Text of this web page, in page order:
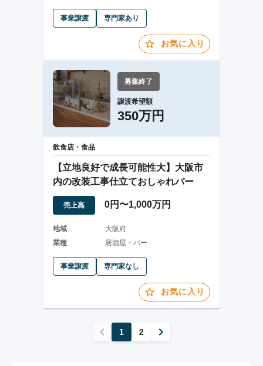
事業譲渡 専門家あり
お気に入り
募集終了
譲渡希望額
350万円
飲食店・食品
【立地良好で成長可能性大】大阪市
内の改装工事仕立ておしゃれバー
売上高 0円〜1,000万円
地域
大阪府
業種
居酒屋・バー
事業譲渡 専門家なし
お気に入り
1 2